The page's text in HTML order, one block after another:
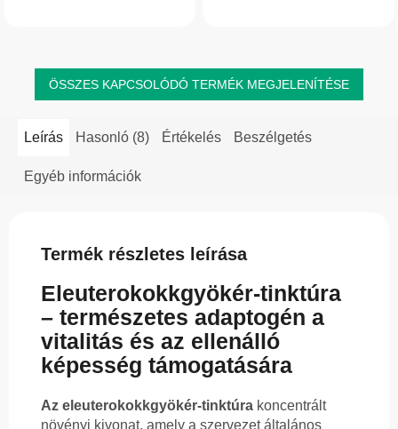
ÖSSZES KAPCSOLÓDÓ TERMÉK MEGJELENÍTÉSE
Leírás Hasonló (8) Értékelés Beszélgetés
Egyéb információk
Termék részletes leírása
Eleuterokokkgyökér-tinktúra
– természetes adaptogén a
vitalitás és az ellenálló
képesség támogatására
Az eleuterokokkgyökér-tinktúra koncentrált
növényi kivonat, amely a szervezet általános